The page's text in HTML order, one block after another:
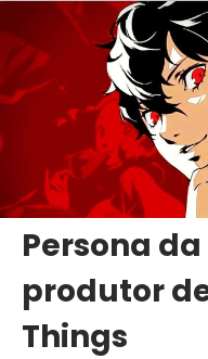
Persona
produtor
Things